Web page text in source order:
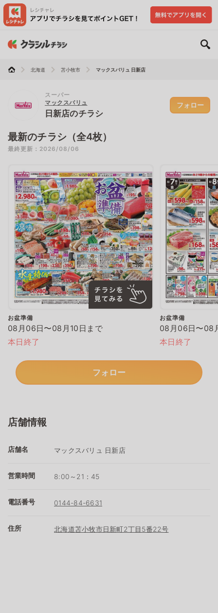
北海道 苫小牧市 マックスバリュ 日新店
スーパー
マックスバリュ
日新店のチラシ
フォロー
最新のチラシ（全4枚）
最終更新：2026/08/06
お盆準備
08月06日〜08月10日まで
本日終了
お盆準備
08月06日〜08
本日終了
フォロー
店舗情報
店舗名 マックスバリュ 日新店
営業時間 8:00～21：45
電話番号 0144-84-6631
住所 北海道苫小牧市日新町2丁目5番22号